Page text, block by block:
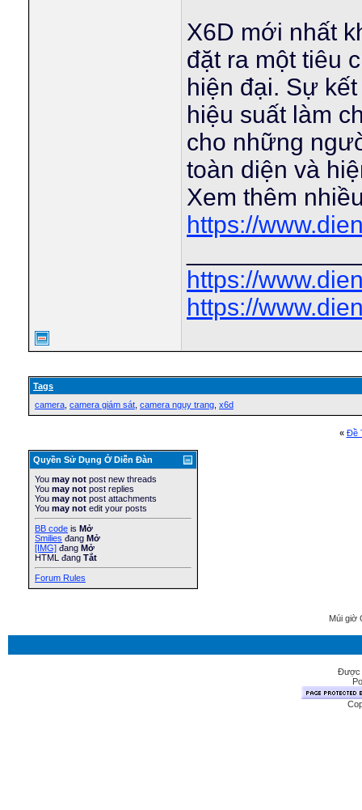
X6D mới nhất
đặt ra một tiêu
hiện đại. Sự
hiệu suất làm
cho những
toàn diện và
Xem thêm
https://
https://
https://
Tags
camera camera giám sát camera ngụy trang x6d
« Ðề
Quyền Sử Dụng Ở Diễn Ðàn
You may not post new threads
You may not post replies
You may not post attachments
You may not edit your posts
BB code is Mở
Smilies đang Mở
[IMG] đang Mở
HTML đang Tắt
Forum Rules
Múi giờ
Được